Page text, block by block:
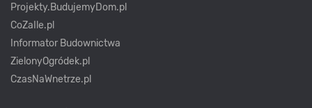
Projekty.BudujemyDom.pl
CoZaIle.pl
Informator Budownictwa
ZielonyOgródek.pl
CzasNaWnetrze.pl